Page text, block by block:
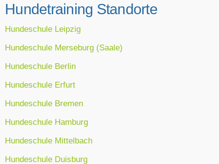
Hundetraining Standorte
Hundeschule Leipzig
Hundeschule Merseburg (Saale)
Hundeschule Berlin
Hundeschule Erfurt
Hundeschule Bremen
Hundeschule Hamburg
Hundeschule Mittelbach
Hundeschule Duisburg